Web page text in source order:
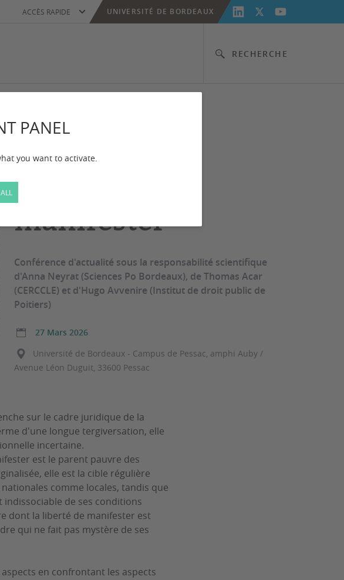
PANEL
you want to activate.
RECHERCHE
ACCÈS RAPIDE UNIVERSITÉ DE BORDEAUX
Conférence
Menace sur la
liberté de
manifester
Conférence d'actualité sous la responsabilité scientifique
d'Anna Neyrat (Sciences Po Bordeaux), de Thomas Acar
(CERCCLE) et d'Hugo Avvenire (Institut de droit public de
Poitiers)
27 Mars 2026
Université de Bordeaux - Campus de Pessac, amphi Auby /
Avenue Léon Duguit, 33600 Pessac
sur le cadre juridique de la
d'une longue tergiversation, elle
incertaine.
est le parent pauvre des
elle est la cible régulière
comme locales, tandis que
de ses conditions
dont la liberté de manifester est
qui ne fait pas mystère de ses
en confrontant les aspects